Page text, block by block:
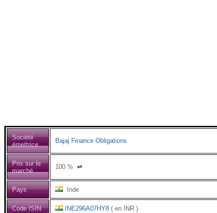
Société
émettrice
Bajaj Finance Obligations
Prix sur le
marché
100 % ⇌
Pays Inde
Code ISIN INE296A07HY8 ( en INR )